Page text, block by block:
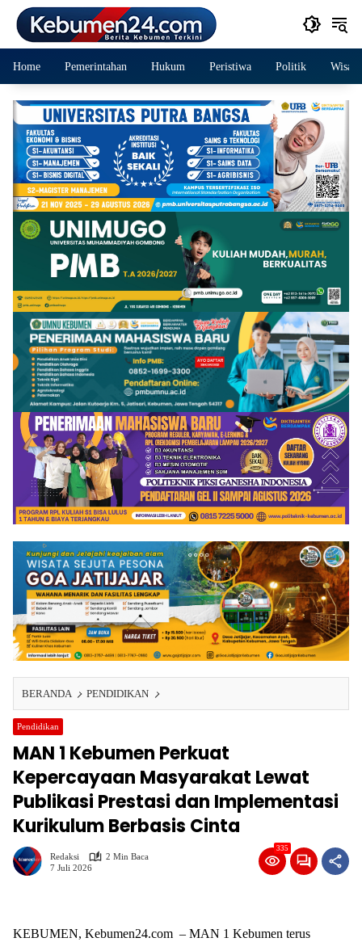
Langsung
konten
Home Pemerintahan Hukum Peristiwa Politik Wisata
BERANDA PENDIDIKAN
Pendidikan
MAN 1 Kebumen Perkuat
Kepercayaan Masyarakat Lewat
Publikasi Prestasi dan Implementasi
Kurikulum Berbasis Cinta
Redaksi
2 Min Baca
7 Juli 2026
335
KEBUMEN, Kebumen24.com – MAN 1 Kebumen terus